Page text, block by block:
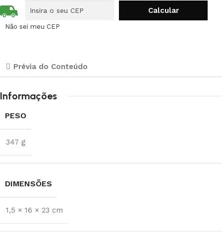
Não sei meu CEP
Prévia do Conteúdo
Informações
PESO
347 g
DIMENSÕES
1,5 × 16 × 23 cm